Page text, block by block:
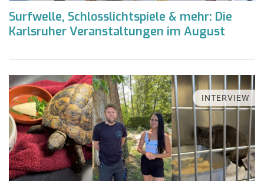
Surfwelle, Schlosslichtspiele & mehr: Die
Karlsruher Veranstaltungen im August
INTERVIEW